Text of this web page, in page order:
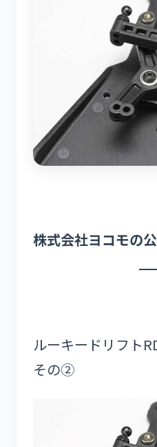
株式会社ヨコモの
ルーキードリフト
その②